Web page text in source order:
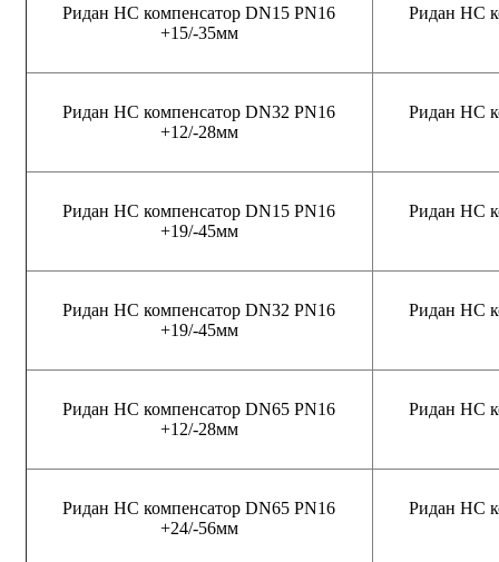
Ридан НС компенсатор DN15 PN16
+15/-35мм
Ридан НС
Ридан НС компенсатор DN32 PN16
+12/-28мм
Ридан НС
Ридан НС компенсатор DN15 PN16
+19/-45мм
Ридан НС
Ридан НС компенсатор DN32 PN16
+19/-45мм
Ридан НС
Ридан НС компенсатор DN65 PN16
+12/-28мм
Ридан НС
Ридан НС компенсатор DN65 PN16
+24/-56мм
Ридан НС